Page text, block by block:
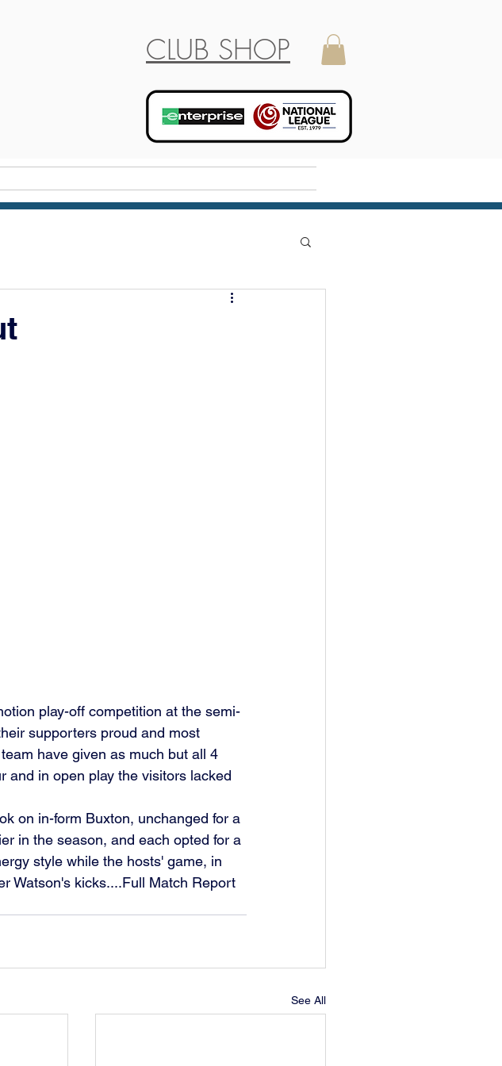
CLUB SHOP
play-off competition at the semi-
supporters proud and most
have given as much but all 4
and in open play the visitors lacked
on in-form Buxton, unchanged for a
in the season, and each opted for a
style while the hosts' game, in
Watson's kicks....Full Match Report
See All